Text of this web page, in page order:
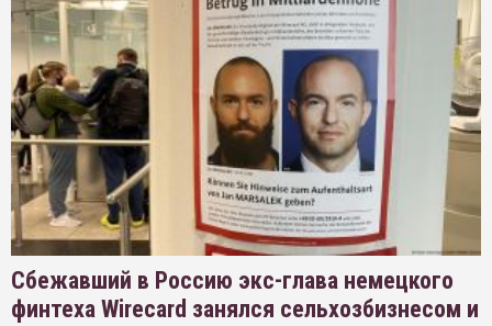
Сбежавший в Россию экс-глава немецкого
финтеха Wirecard занялся сельхозбизнесом и